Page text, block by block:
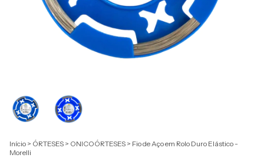
Início > ÓRTESES > ONICOÓRTESES > Fio de Aço em Rolo Duro Elástico -
Morelli